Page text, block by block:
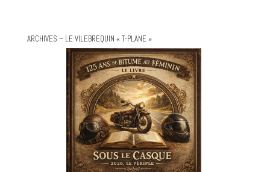
ARCHIVES – LE VILEBREQUIN « T-PLANE »